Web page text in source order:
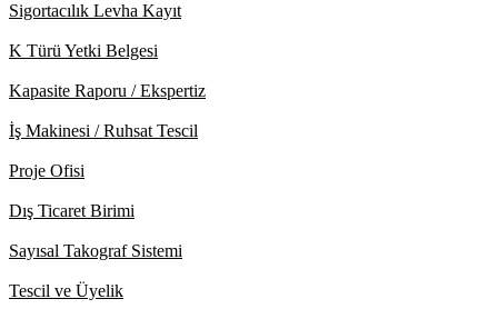
Sigortacılık Levha Kayıt
K Türü Yetki Belgesi
Kapasite Raporu / Ekspertiz
İş Makinesi / Ruhsat Tescil
Proje Ofisi
Dış Ticaret Birimi
Sayısal Takograf Sistemi
Tescil ve Üyelik